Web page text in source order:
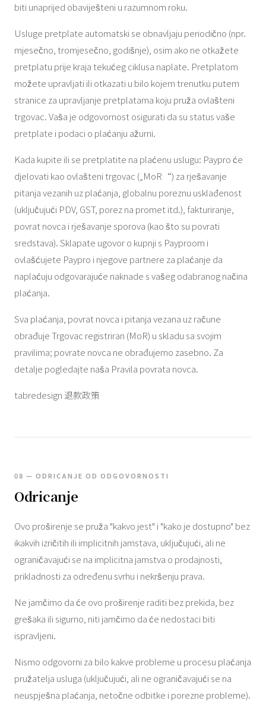
biti unaprijed obaviješteni u razumnom roku.
Usluge pretplate automatski se obnavljaju periodično (npr.
mjesečno, tromjesečno, godišnje), osim ako ne otkažete
pretplatu prije kraja tekućeg ciklusa naplate. Pretplatom
možete upravljati ili otkazati u bilo kojem trenutku putem
stranice za upravljanje pretplatama koju pruža ovlašteni
trgovac. Vaša je odgovornost osigurati da su status vaše
pretplate i podaci o plaćanju ažurni.
Kada kupite ili se pretplatite na plaćenu uslugu: Paypro će
djelovati kao ovlašteni trgovac („MoR“) za rješavanje
pitanja vezanih uz plaćanja, globalnu poreznu usklađenost
(uključujući PDV, GST, porez na promet itd.), fakturiranje,
povrat novca i rješavanje sporova (kao što su povrati
sredstava). Sklapate ugovor o kupnji s Payproom i
ovlašćujete Paypro i njegove partnere za plaćanje da
naplaćuju odgovarajuće naknade s vašeg odabranog načina
plaćanja.
Sva plaćanja, povrat novca i pitanja vezana uz račune
obrađuje Trgovac registriran (MoR) u skladu sa svojim
pravilima; povrate novca ne obrađujemo zasebno. Za
detalje pogledajte naša Pravila povrata novca.
tabredesign 退款政策
08 — ODRICANJE OD ODGOVORNOSTI
Odricanje
Ovo proširenje se pruža "kakvo jest" i "kako je dostupno" bez
ikakvih izričitih ili implicitnih jamstava, uključujući, ali ne
ograničavajući se na implicitna jamstva o prodajnosti,
prikladnosti za određenu svrhu i nekršenju prava.
Ne jamčimo da će ovo proširenje raditi bez prekida, bez
grešaka ili sigurno, niti jamčimo da će nedostaci biti
ispravljeni.
Nismo odgovorni za bilo kakve probleme u procesu plaćanja
pružatelja usluga (uključujući, ali ne ograničavajući se na
neuspješna plaćanja, netočne odbitke i porezne probleme).